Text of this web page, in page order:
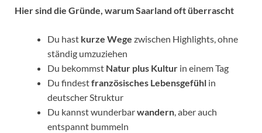
Hier sind die Gründe, warum Saarland oft überrascht
Du hast kurze Wege zwischen Highlights, ohne
ständig umzuziehen
Du bekommst Natur plus Kultur in einem Tag
Du findestfranzösisches Lebensgefühl in
deutscher Struktur
Du kannst wunderbarwandern , aber auch
entspannt bummeln